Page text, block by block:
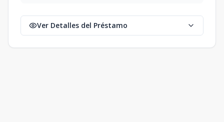
Ver Detalles del Préstamo